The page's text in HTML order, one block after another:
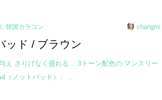
,韓国カラコン changmi
ド / ブラウン
え さりげなく盛れる… 3トーン配色の マンスリー
ノットバッド）」...